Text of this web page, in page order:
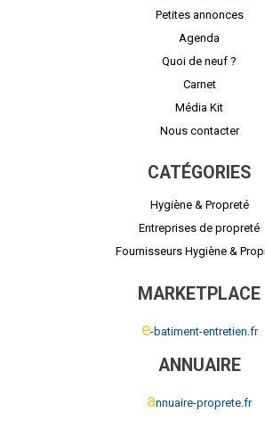
Petites annonces
Agenda
Quoi de neuf ?
Carnet
Média Kit
Nous contacter
CATÉGORIES
Hygiène & Propreté
Entreprises de propreté
Fournisseurs Hygiène &
MARKETPLACE
e-batiment-entretien.fr
ANNUAIRE
annuaire-proprete.fr